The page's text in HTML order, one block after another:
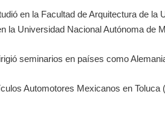
en la Facultad de Arquitectura de
la Universidad Nacional Autónoma de
seminarios en países como
Automotores Mexicanos en